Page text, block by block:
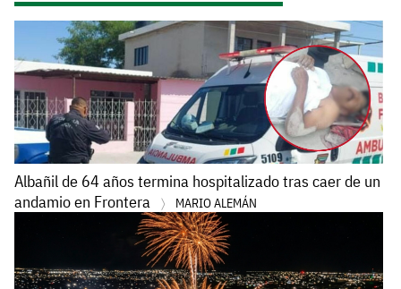
Albañil de 64 años termina hospitalizado tras caer de un
andamio en Frontera
MARIO ALEMÁN